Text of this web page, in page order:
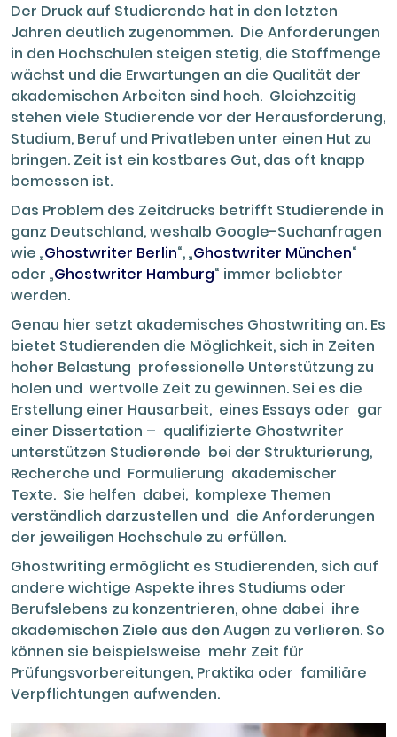
Der Druck auf Studierende hat in den letzten
Jahren deutlich zugenommen. Die Anforderungen
in den Hochschulen steigen stetig, die Stoffmenge
wächst und die Erwartungen an die Qualität der
akademischen Arbeiten sind hoch. Gleichzeitig
stehen viele Studierende vor der Herausforderung,
Studium, Beruf und Privatleben unter einen Hut zu
bringen. Zeit ist ein kostbares Gut, das oft knapp
bemessen ist.
Das Problem des Zeitdrucks betrifft Studierende in
ganz Deutschland, weshalb Google-Suchanfragen
wie „Ghostwriter Berlin“, „Ghostwriter München“
oder „Ghostwriter Hamburg“ immer beliebter
werden.
Genau hier setzt akademisches Ghostwriting an. Es
bietet Studierenden die Möglichkeit, sich in Zeiten
hoher Belastung professionelle Unterstützung zu
holen und wertvolle Zeit zu gewinnen. Sei es die
Erstellung einer Hausarbeit, eines Essays oder gar
einer Dissertation – qualifizierte Ghostwriter
unterstützen Studierende bei der Strukturierung,
Recherche und Formulierung akademischer
Texte. Sie helfen dabei, komplexe Themen
verständlich darzustellen und die Anforderungen
der jeweiligen Hochschule zu erfüllen.
Ghostwriting ermöglicht es Studierenden, sich auf
andere wichtige Aspekte ihres Studiums oder
Berufslebens zu konzentrieren, ohne dabei ihre
akademischen Ziele aus den Augen zu verlieren. So
können sie beispielsweise mehr Zeit für
Prüfungsvorbereitungen, Praktika oder familiäre
Verpflichtungen aufwenden.